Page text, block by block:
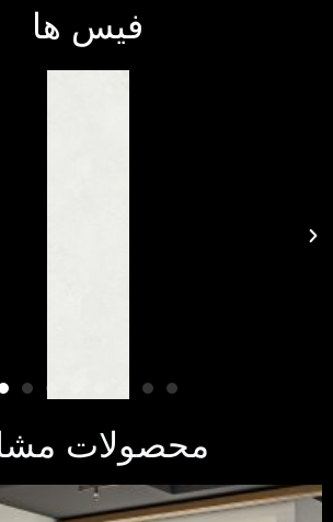
فیس ها
محصولات